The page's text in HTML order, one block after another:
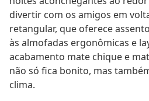
divertir com os amigos em
retangular, que oferece
às almofadas ergonômicas e
acabamento mate chique e
não só fica bonito, mas
clima.